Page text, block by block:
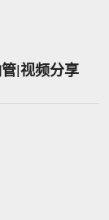
管|视频分享